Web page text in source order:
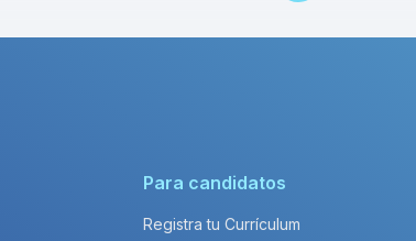
Para candidatos
Registra tu Currículum